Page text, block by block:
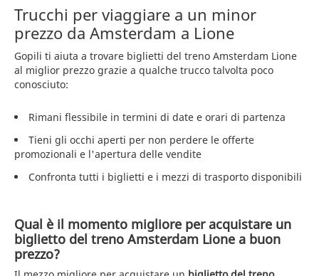
Trucchi per viaggiare a un minor
prezzo da Amsterdam a Lione
Gopili ti aiuta a trovare biglietti del treno Amsterdam Lione
al miglior prezzo grazie a qualche trucco talvolta poco
conosciuto:
Rimani flessibile in termini di date e orari di partenza
Tieni gli occhi aperti per non perdere le offerte
promozionali e l'apertura delle vendite
Confronta tutti i biglietti e i mezzi di trasporto disponibili
Qual è il momento migliore per acquistare un
biglietto del treno Amsterdam Lione a buon
prezzo?